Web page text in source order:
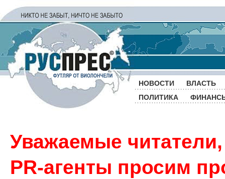
НОВОСТИ
ВЛАСТЬ
ПОЛИТИКА
Уважаемые
PR-агенты просим